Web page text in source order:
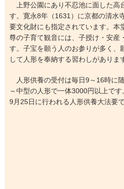
上野公園にあり不忍池に面した高
す。寛永8年（1631）に京都の清水
要文化財にも指定されています。本
尊の子育て観音には、子授け・安産
す。子宝を願う人のお参りが多く、
して人形を奉納する習わしがありま
人形供養の受付は毎日9～16時に
～中型の人形で一体3000円以上で
9月25日に行われる人形供養大法要